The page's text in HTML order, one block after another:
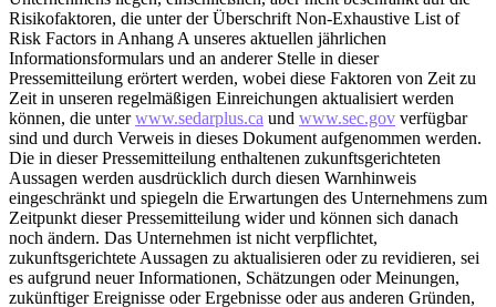
Risikofaktoren, die unter der Überschrift Non-Exhaustive List of
Risk Factors in Anhang A unseres aktuellen jährlichen
Informationsformulars und an anderer Stelle in dieser
Pressemitteilung erörtert werden, wobei diese Faktoren von Zeit zu
Zeit in unseren regelmäßigen Einreichungen aktualisiert werden
können, die unterwww.sedarplus.ca und www.sec.gov verfügbar
sind und durch Verweis in dieses Dokument aufgenommen werden.
Die in dieser Pressemitteilung enthaltenen zukunftsgerichteten
Aussagen werden ausdrücklich durch diesen Warnhinweis
eingeschränkt und spiegeln die Erwartungen des Unternehmens zum
Zeitpunkt dieser Pressemitteilung wider und können sich danach
noch ändern. Das Unternehmen ist nicht verpflichtet,
zukunftsgerichtete Aussagen zu aktualisieren oder zu revidieren, sei
es aufgrund neuer Informationen, Schätzungen oder Meinungen,
zukünftiger Ereignisse oder Ergebnisse oder aus anderen Gründen,